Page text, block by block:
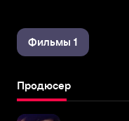
Фильмы 1
Продюсер